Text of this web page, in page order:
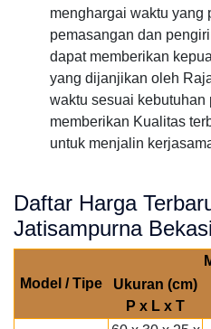
menghargai waktu yang
pemasangan dan
dapat memberikan
yang dijanjikan oleh
waktu sesuai kebutuhan
memberikan Kualitas
untuk menjalin
Daftar Harga
Jatisampurna
Model / Tipe
Ukuran (cm)
P x L x T